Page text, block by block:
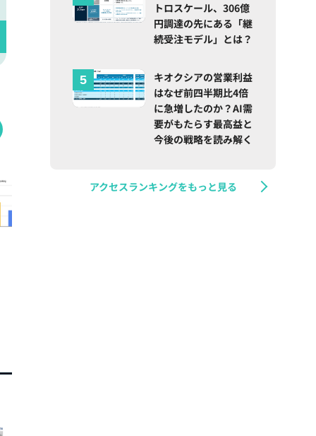
トロスケール、306億
円調達の先にある「継
続受注モデル」とは？
キオクシアの営業利益
はなぜ前四半期比4倍
に急増したのか？AI需
要がもたらす最高益と
今後の戦略を読み解く
アクセスランキングをもっと見る